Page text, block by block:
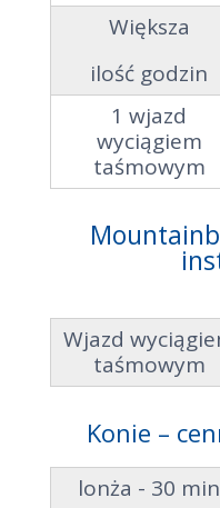
Większa
ilość godzin
1 wjazd
wyciągiem
taśmowym
Wjazd
taśmowym
Konie –
lonża - 30 min